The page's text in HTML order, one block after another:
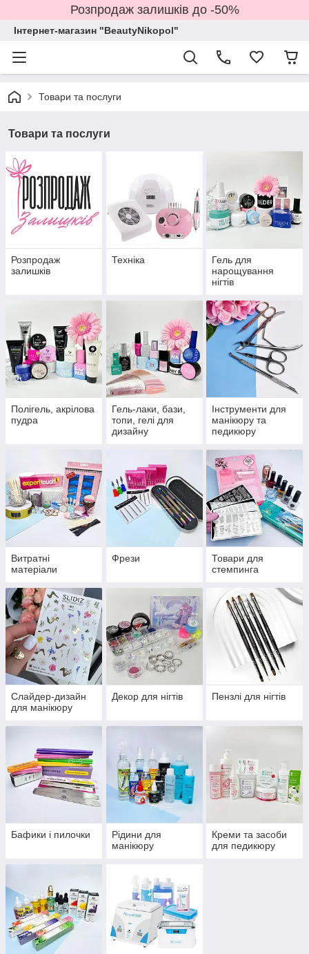
Розпродаж залишків до -50%
Інтернет-магазин "BeautyNikopol"
Товари та послуги
Товари та послуги
Розпродаж
залишків
Техніка
Гель для
нарощування
нігтів
Полігель, акрілова
пудра
Гель-лаки, бази,
топи, гелі для
дизайну
Інструменти для
манікюру та
педикюру
Витратні
матеріали
Фрези
Товари для
стемпинга
Слайдер-дизайн
для манікюру
Декор для нігтів Пензлі для нігтів
Бафики і пилочки
Рідини для
манікюру
Креми та засоби
для педикюру